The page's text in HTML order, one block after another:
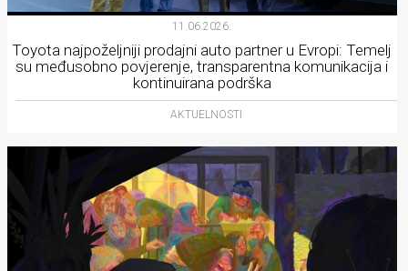
11.06.2026.
Toyota najpoželjniji prodajni auto partner u Evropi: Temelj
su međusobno povjerenje, transparentna komunikacija i
kontinuirana podrška
AKTUELNOSTI